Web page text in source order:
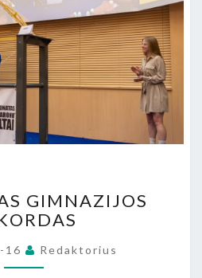
GIMNAZIJOS
REKORDAS
GIMNAZIJOS
16 Redaktorius